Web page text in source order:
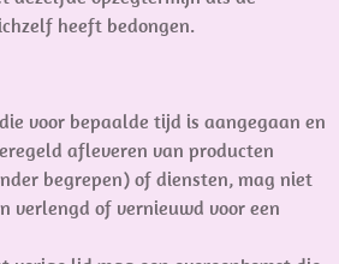
heeft bedongen.
voor bepaalde tijd is aangegaan en
afleveren van producten
begrepen) of diensten, mag niet
verlengd of vernieuwd voor een